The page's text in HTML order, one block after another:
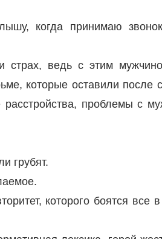
когда принимаю
страх, ведь с этим
которые оставили после
проблемы с
грубят.
которого боятся все в